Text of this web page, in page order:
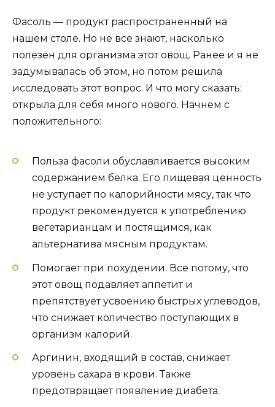
Фасоль — продукт распространенный на
нашем столе. Но не все знают, насколько
полезен для организма этот овощ. Ранее и я не
задумывалась об этом, но потом решила
исследовать этот вопрос. И что могу сказать:
открыла для себя много нового. Начнем с
положительного:
Польза фасоли обуславливается высоким
содержанием белка. Его пищевая ценность
не уступает по калорийности мясу, так что
продукт рекомендуется к употреблению
вегетарианцам и постящимся, как
альтернатива мясным продуктам.
Помогает при похудении. Все потому, что
этот овощ подавляет аппетит и
препятствует усвоению быстрых углеводов,
что снижает количество поступающих в
организм калорий.
Аргинин, входящий в состав, снижает
уровень сахара в крови. Также
предотвращает появление диабета.